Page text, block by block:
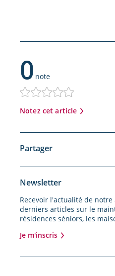
0note
Notez cet article
Newsletter
Recevoir l'actualité de notre
derniers articles sur le
résidences séniors, les
Je m'inscris
Partager